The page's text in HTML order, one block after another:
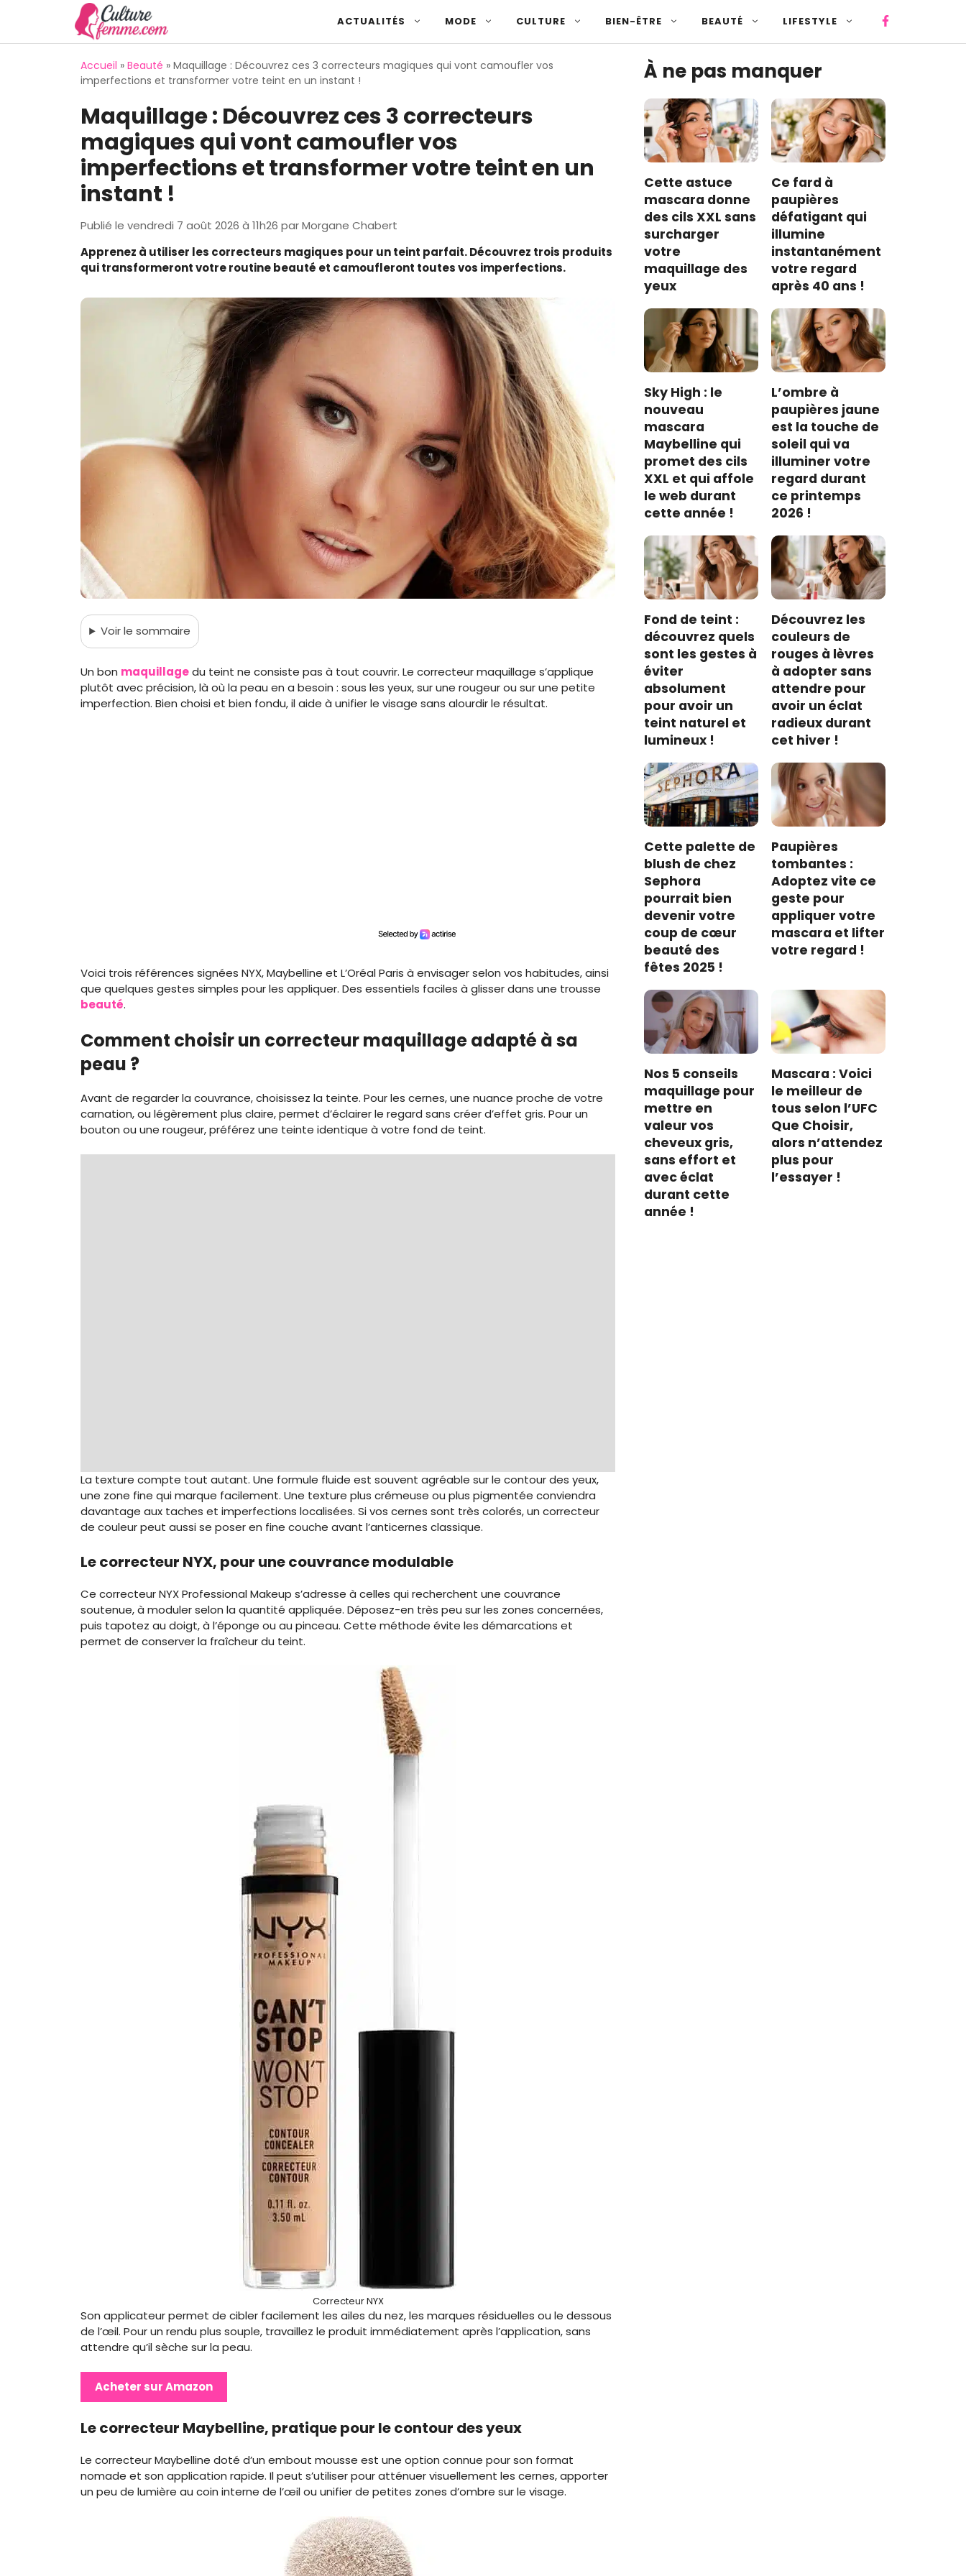
ACTUALITÉS MODE CULTURE BIEN-ÊTRE BEAUTÉ LIFESTYLE
Accueil » Beauté » Maquillage : Découvrez ces 3 correcteurs magiques qui vont camoufler vos
imperfections et transformer votre teint en un instant !
Maquillage : Découvrez ces 3 correcteurs
magiques qui vont camoufler vos
imperfections et transformer votre teint en un
instant !
Publié le vendredi 7 août 2026 à 11h26 parMorgane Chabert
Apprenez à utiliser les correcteurs magiques pour un teint parfait. Découvrez trois produits
qui transformeront votre routine beauté et camoufleront toutes vos imperfections.
Voirle sommaire
Un bon maquillagedu teint ne consiste pas à tout couvrir. Le correcteur maquillage s’applique
plutôt avec précision, là où la peau en a besoin : sous les yeux, sur une rougeur ou sur une petite
imperfection. Bien choisi et bien fondu, il aide à unifier le visage sans alourdir le résultat.
Voici trois références signées NYX, Maybelline et L’Oréal Paris à envisager selon vos habitudes, ainsi
que quelques gestes simples pour les appliquer. Des essentiels faciles à glisser dans une trousse
beauté.
Comment choisir un correcteur maquillage adapté à sa
peau ?
Avant de regarder la couvrance, choisissez la teinte. Pour les cernes, une nuance proche de votre
carnation, ou légèrement plus claire, permet d’éclairer le regard sans créer d’effet gris. Pour un
bouton ou une rougeur, préférez une teinte identique à votre fond de teint.
La texture compte tout autant. Une formule fluide est souvent agréable sur le contour des yeux,
une zone fine qui marque facilement. Une texture plus crémeuse ou plus pigmentée conviendra
davantage aux taches et imperfections localisées. Si vos cernes sont très colorés, un correcteur
de couleur peut aussi se poser en fine couche avant l’anticernes classique.
Le correcteur NYX, pour une couvrance modulable
Ce correcteur NYX Professional Makeup s’adresse à celles qui recherchent une couvrance
soutenue, à moduler selon la quantité appliquée. Déposez-en très peu sur les zones concernées,
puis tapotez au doigt, à l’éponge ou au pinceau. Cette méthode évite les démarcations et
permet de conserver la fraîcheur du teint.
Correcteur NYX
Son applicateur permet de cibler facilement les ailes du nez, les marques résiduelles ou le dessous
de l’œil. Pour un rendu plus souple, travaillez le produit immédiatement après l’application, sans
attendre qu’il sèche sur la peau.
Acheter sur Amazon
Le correcteur Maybelline, pratique pour le contour des yeux
Le correcteur Maybelline doté d’un embout mousse est une option connue pour son format
nomade et son application rapide. Il peut s’utiliser pour atténuer visuellement les cernes, apporter
un peu de lumière au coin interne de l’œil ou unifier de petites zones d’ombre sur le visage.
À ne pas manquer
Cette astuce
mascara donne
des cils XXL sans
surcharger
votre
maquillage des
yeux
Ce fard à
paupières
défatigant qui
illumine
instantanément
votre regard
après 40 ans !
Sky High : le
nouveau
mascara
Maybelline qui
promet des cils
XXL et qui affole
le web durant
cette année !
L’ombre à
paupières jaune
est la touche de
soleil qui va
illuminer votre
regard durant
ce printemps
2026 !
Fond de teint :
découvrez quels
sont les gestes à
éviter
absolument
pour avoir un
teint naturel et
lumineux !
Découvrez les
couleurs de
rouges à lèvres
à adopter sans
attendre pour
avoir un éclat
radieux durant
cet hiver !
Cette palette de
blush de chez
Sephora
pourrait bien
devenir votre
coup de cœur
beauté des
fêtes 2025 !
Paupières
tombantes :
Adoptez vite ce
geste pour
appliquer votre
mascara et lifter
votre regard !
Nos 5 conseils
maquillage pour
mettre en
valeur vos
cheveux gris,
sans effort et
avec éclat
durant cette
année !
Mascara : Voici
le meilleur de
tous selon l’UFC
Que Choisir,
alors n’attendez
plus pour
l’essayer !